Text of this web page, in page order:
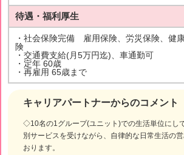
キャリアパートナーからのコメント
◇10名の1グループ(ユニット)での生活単位にし
別サービスを受けながら、自律的な日常生活の
おります。
待遇・福利厚生
・社会保険完備 雇用保険、労災保険、健
険
・交通費支給(月5万円迄)、車通勤可
・定年 60歳
・再雇用 65歳まで